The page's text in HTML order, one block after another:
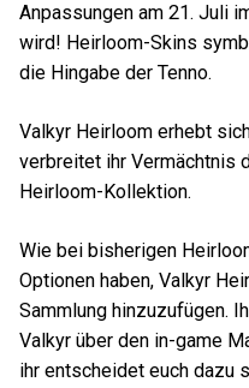
Anpassungen am 21. Juli
wird! Heirloom-Skins
die Hingabe der Tenno.
Valkyr Heirloom erhebt
verbreitet ihr Vermächtnis
Heirloom-Kollektion.
Wie bei bisherigen
Optionen haben, Valkyr
Sammlung hinzuzufügen.
Valkyr über den in-game
ihr entscheidet euch dazu